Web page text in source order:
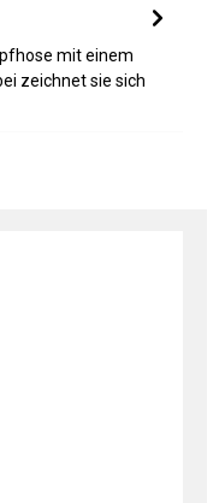
mit einem
zeichnet sie sich